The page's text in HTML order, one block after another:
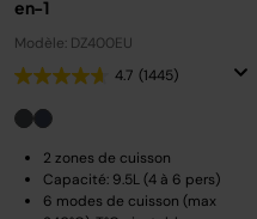
en-1
Modèle: DZ400EU
4.7 (1445)
2 zones de cuisson
Capacité: 9.5L (4 à 6 pers)
6 modes de cuisson (max